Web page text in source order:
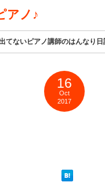
アノ♪
てないピアノ講師のはんなり日
16
Oct
2017